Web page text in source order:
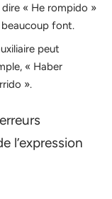
« He rompido »
beaucoup font.
peut
« Haber
».
l’expression